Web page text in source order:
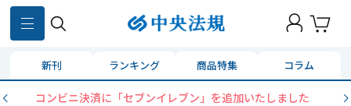
新刊 ランキング 商品特集 コラム
コンビニ決済に「セブンイレブン」を追加いたしました